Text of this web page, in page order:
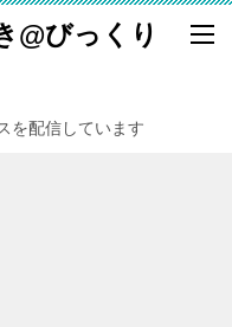
@びっくり
を配信しています